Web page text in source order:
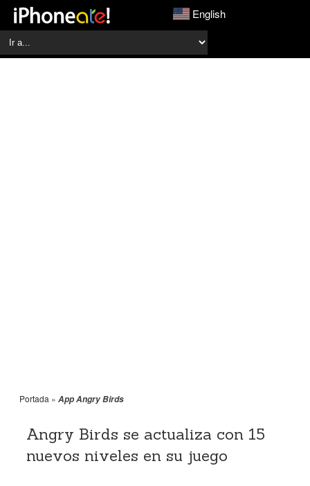
English
Portada » App Angry Birds
Angry Birds se actualiza con 15
nuevos niveles en su juego